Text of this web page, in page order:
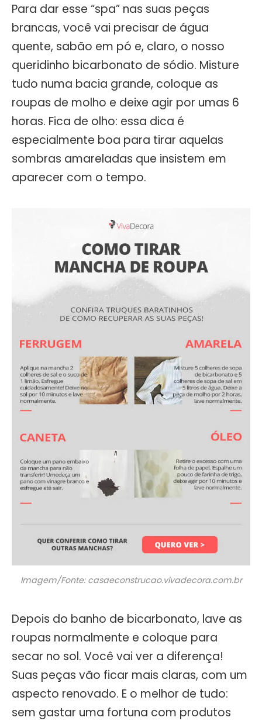
Para dar esse “spa” nas suas peças
brancas, você vai precisar de água
quente, sabão em pó e, claro, o nosso
queridinho bicarbonato de sódio. Misture
tudo numa bacia grande, coloque as
roupas de molho e deixe agir por umas 6
horas. Fica de olho: essa dica é
especialmente boa para tirar aquelas
sombras amareladas que insistem em
aparecer com o tempo.
Imagem/Fonte: casaeconstrucao.vivadecora.com.br
Depois do banho de bicarbonato, lave as
roupas normalmente e coloque para
secar no sol. Você vai ver a diferença!
Suas peças vão ficar mais claras, com um
aspecto renovado. E o melhor de tudo:
sem gastar uma fortuna com produtos